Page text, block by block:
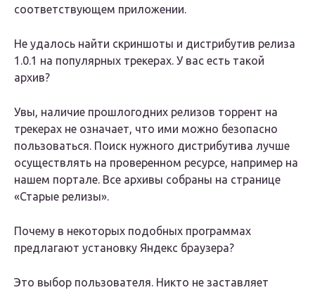
соответствующем приложении.
Не удалось найти скриншоты и дистрибутив релиза
1.0.1 на популярных трекерах. У вас есть такой
архив?
Увы, наличие прошлогодних релизов торрент на
трекерах не означает, что ими можно безопасно
пользоваться. Поиск нужного дистрибутива лучше
осуществлять на проверенном ресурсе, например на
нашем портале. Все архивы собраны на странице
«Старые релизы».
Почему в некоторых подобных программах
предлагают установку Яндекс браузера?
Это выбор пользователя. Никто не заставляет